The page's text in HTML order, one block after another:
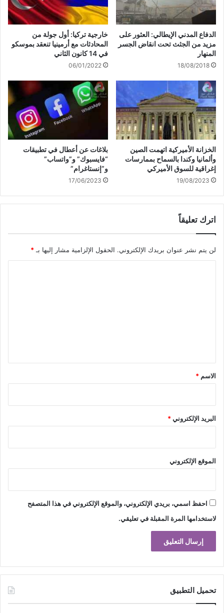
الدفاع المدني الإيطالي: العثور على
مزيد من الجثث تحت انقاض الجسر
المنهار
18/08/2018
خارجية تركيا: أول جولة من
المحادثات مع أرمينيا تنعقد بموسكو
في 14 كانون الثاني
06/01/2022
الخزانة الأميركية اتهمت الصين
وألمانيا وكندا بالسماح بممارسات
إغراقية للسوق الأميركي
19/08/2023
بلاغات عن أعطال في تطبيقات
“فايسبوك” و”واتساب”
و”إنستاغرام”
17/06/2023
اترك تعليقاً
لن يتم نشر عنوان بريدك الإلكتروني. الحقول الإلزامية مشار إليها بـ *
*
الاسم *
البريد الإلكتروني*
الموقع الإلكتروني
احفظ اسمي، بريدي الإلكتروني، والموقع الإلكتروني في هذا المتصفح
لاستخدامها المرة المقبلة في تعليقي.
تحميل التطبيق